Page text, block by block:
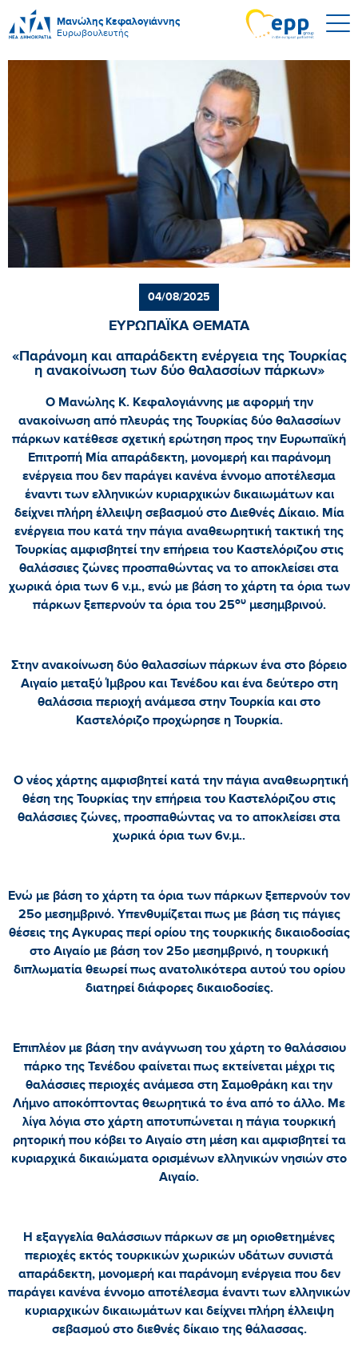
Μανώλης Κεφαλογιάννης
Ευρωβουλευτής
04/08/2025
ΕΥΡΩΠΑΪΚΑ ΘΕΜΑΤΑ
«Παράνομη και απαράδεκτη ενέργεια της Τουρκίας
η ανακοίνωση των δύο θαλασσίων πάρκων»
Ο Μανώλης Κ. Κεφαλογιάννης με αφορμή την
ανακοίνωση από πλευράς της Τουρκίας δύο θαλασσίων
πάρκων κατέθεσε σχετική ερώτηση προς την Ευρωπαϊκή
Επιτροπή Μία απαράδεκτη, μονομερή και παράνομη
ενέργεια που δεν παράγει κανένα έννομο αποτέλεσμα
έναντι των ελληνικών κυριαρχικών δικαιωμάτων και
δείχνει πλήρη έλλειψη σεβασμού στο Διεθνές Δίκαιο. Μία
ενέργεια που κατά την πάγια αναθεωρητική τακτική της
Τουρκίας αμφισβητεί την επήρεια του Καστελόριζου στις
θαλάσσιες ζώνες προσπαθώντας να το αποκλείσει στα
χωρικά όρια των 6 ν.μ., ενώ με βάση το χάρτη τα όρια των
πάρκων ξεπερνούν τα όρια του 25ουμεσημβρινού.
Στην ανακοίνωση δύο θαλασσίων πάρκων ένα στο βόρειο
Αιγαίο μεταξύ Ίμβρου και Τενέδου και ένα δεύτερο στη
θαλάσσια περιοχή ανάμεσα στην Τουρκία και στο
Καστελόριζο προχώρησε η Τουρκία.
Ο νέος χάρτης αμφισβητεί κατά την πάγια αναθεωρητική
θέση της Τουρκίας την επήρεια του Καστελόριζου στις
θαλάσσιες ζώνες, προσπαθώντας να το αποκλείσει στα
χωρικά όρια των 6ν.μ..
Ενώ με βάση το χάρτη τα όρια των πάρκων ξεπερνούν τον
25ο μεσημβρινό. Υπενθυμίζεται πως με βάση τις πάγιες
θέσεις της Αγκυρας περί ορίου της τουρκικής δικαιοδοσίας
στο Αιγαίο με βάση τον 25ο μεσημβρινό, η τουρκική
διπλωματία θεωρεί πως ανατολικότερα αυτού του ορίου
διατηρεί διάφορες δικαιοδοσίες.
Επιπλέον με βάση την ανάγνωση του χάρτη το θαλάσσιου
πάρκο της Τενέδου φαίνεται πως εκτείνεται μέχρι τις
θαλάσσιες περιοχές ανάμεσα στη Σαμοθράκη και την
Λήμνο αποκόπτοντας θεωρητικά το ένα από το άλλο. Με
λίγα λόγια στο χάρτη αποτυπώνεται η πάγια τουρκική
ρητορική που κόβει το Αιγαίο στη μέση και αμφισβητεί τα
κυριαρχικά δικαιώματα ορισμένων ελληνικών νησιών στο
Αιγαίο.
Η εξαγγελία θαλάσσιων πάρκων σε μη οριοθετημένες
περιοχές εκτός τουρκικών χωρικών υδάτων συνιστά
απαράδεκτη, μονομερή και παράνομη ενέργεια που δεν
παράγει κανένα έννομο αποτέλεσμα έναντι των ελληνικών
κυριαρχικών δικαιωμάτων και δείχνει πλήρη έλλειψη
σεβασμού στο διεθνές δίκαιο της θάλασσας.